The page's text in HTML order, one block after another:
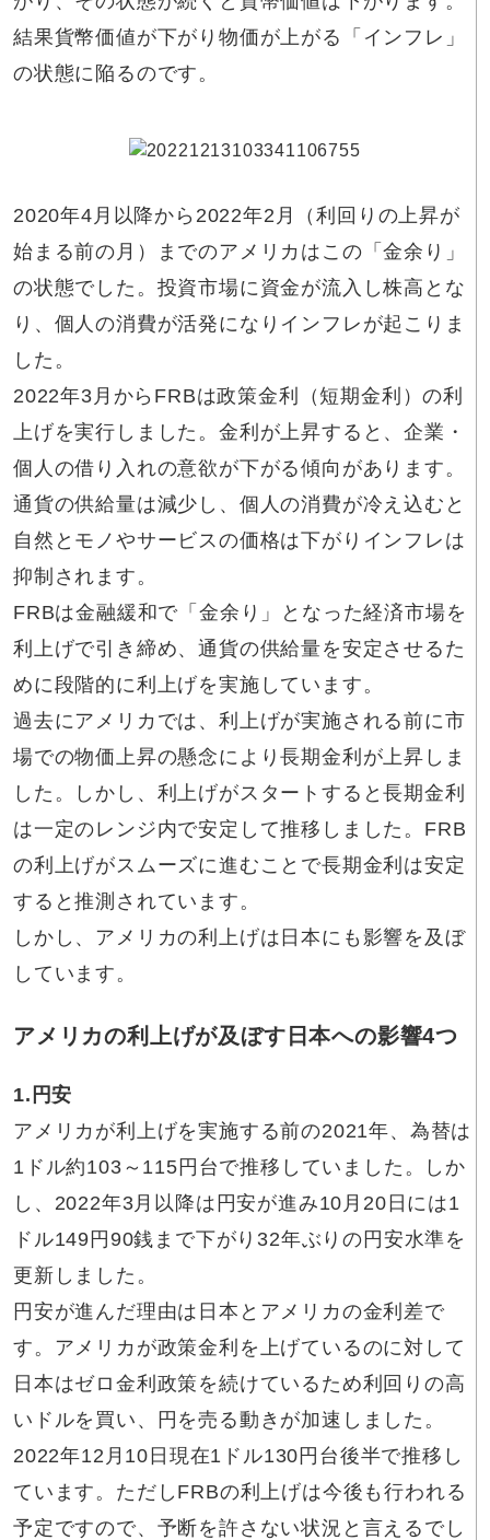
結果貨幣価値が下がり物価が上がる「インフレ」
の状態に陥るのです。
2020年4月以降から2022年2月（利回りの上昇が
始まる前の月）までのアメリカはこの「金余り」
の状態でした。投資市場に資金が流入し株高とな
り、個人の消費が活発になりインフレが起こりま
した。
2022年3月からFRBは政策金利（短期金利）の利
上げを実行しました。金利が上昇すると、企業・
個人の借り入れの意欲が下がる傾向があります。
通貨の供給量は減少し、個人の消費が冷え込むと
自然とモノやサービスの価格は下がりインフレは
抑制されます。
FRBは金融緩和で「金余り」となった経済市場を
利上げで引き締め、通貨の供給量を安定させるた
めに段階的に利上げを実施しています。
過去にアメリカでは、利上げが実施される前に市
場での物価上昇の懸念により長期金利が上昇しま
した。しかし、利上げがスタートすると長期金利
は一定のレンジ内で安定して推移しました。FRB
の利上げがスムーズに進むことで長期金利は安定
すると推測されています。
しかし、アメリカの利上げは日本にも影響を及ぼ
しています。
アメリカの利上げが及ぼす日本への影響4つ
1.円安
アメリカが利上げを実施する前の2021年、為替は
1ドル約103～115円台で推移していました。しか
し、2022年3月以降は円安が進み10月20日には1
ドル149円90銭まで下がり32年ぶりの円安水準を
更新しました。
円安が進んだ理由は日本とアメリカの金利差で
す。アメリカが政策金利を上げているのに対して
日本はゼロ金利政策を続けているため利回りの高
いドルを買い、円を売る動きが加速しました。
2022年12月10日現在1ドル130円台後半で推移し
ています。ただしFRBの利上げは今後も行われる
予定ですので、予断を許さない状況と言えるでし